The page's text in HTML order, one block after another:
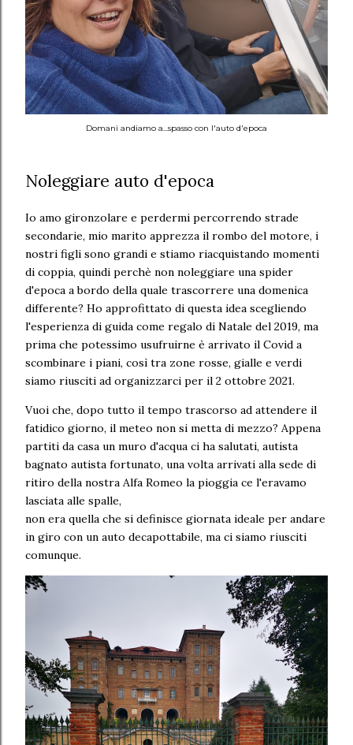
Domani andiamo a...spasso con l'auto d'epoca
Noleggiare auto d'epoca
Io amo gironzolare e perdermi percorrendo strade
secondarie, mio marito apprezza il rombo del motore, i
nostri figli sono grandi e stiamo riacquistando momenti
di coppia, quindi perchè non noleggiare una spider
d'epoca a bordo della quale trascorrere una domenica
differente? Ho approfittato di questa idea scegliendo
l'esperienza di guida come regalo di Natale del 2019, ma
prima che potessimo usufruirne è arrivato il Covid a
scombinare i piani, così tra zone rosse, gialle e verdi
siamo riusciti ad organizzarci per il 2 ottobre 2021.
Vuoi che, dopo tutto il tempo trascorso ad attendere il
fatidico giorno, il meteo non si metta di mezzo? Appena
partiti da casa un muro d'acqua ci ha salutati, autista
bagnato autista fortunato, una volta arrivati alla sede di
ritiro della nostra Alfa Romeo la pioggia ce l'eravamo
lasciata alle spalle,
non era quella che si definisce giornata ideale per andare
in giro con un auto decapottabile, ma ci siamo riusciti
comunque.